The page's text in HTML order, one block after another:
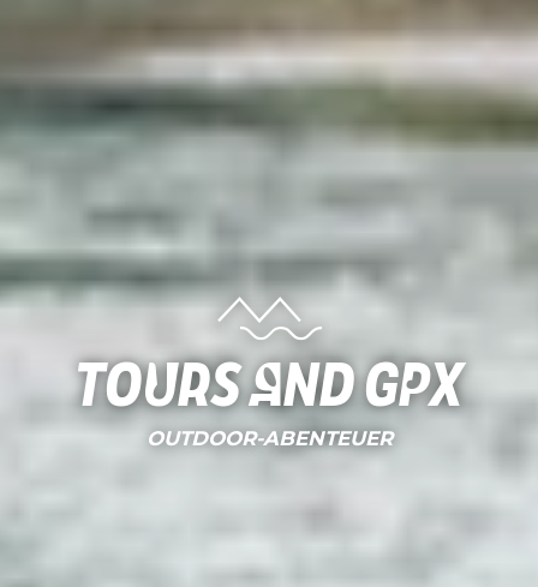
Tours and gpx
OUTDOOR-ABENTEUER